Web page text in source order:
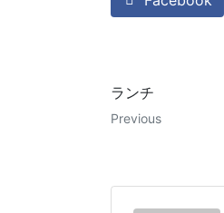
ランチ
Previous